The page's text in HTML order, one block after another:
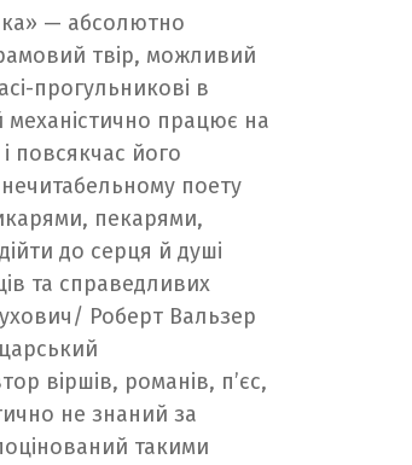
— абсолютно
твір, можливий
прогульникові в
механістично працює на
повсякчас його
поету
пекарями,
до серця й душі
та справедливих
Роберт Вальзер
віршів, романів, п’єс,
не знаний за
такими